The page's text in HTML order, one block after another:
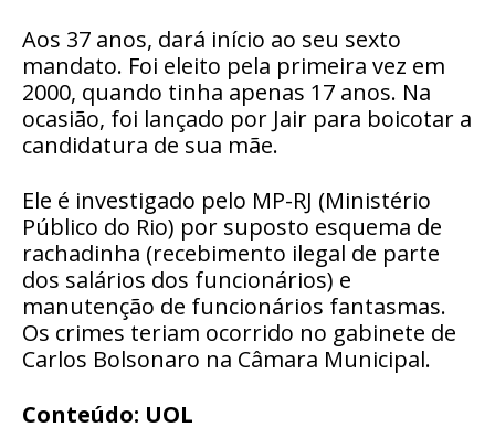
Aos 37 anos, dará início ao seu sexto
mandato. Foi eleito pela primeira vez em
2000, quando tinha apenas 17 anos. Na
ocasião, foi lançado por Jair para boicotar a
candidatura de sua mãe.
Ele é investigado pelo MP-RJ (Ministério
Público do Rio) por suposto esquema de
rachadinha (recebimento ilegal de parte
dos salários dos funcionários) e
manutenção de funcionários fantasmas.
Os crimes teriam ocorrido no gabinete de
Carlos Bolsonaro na Câmara Municipal.
Conteúdo: UOL